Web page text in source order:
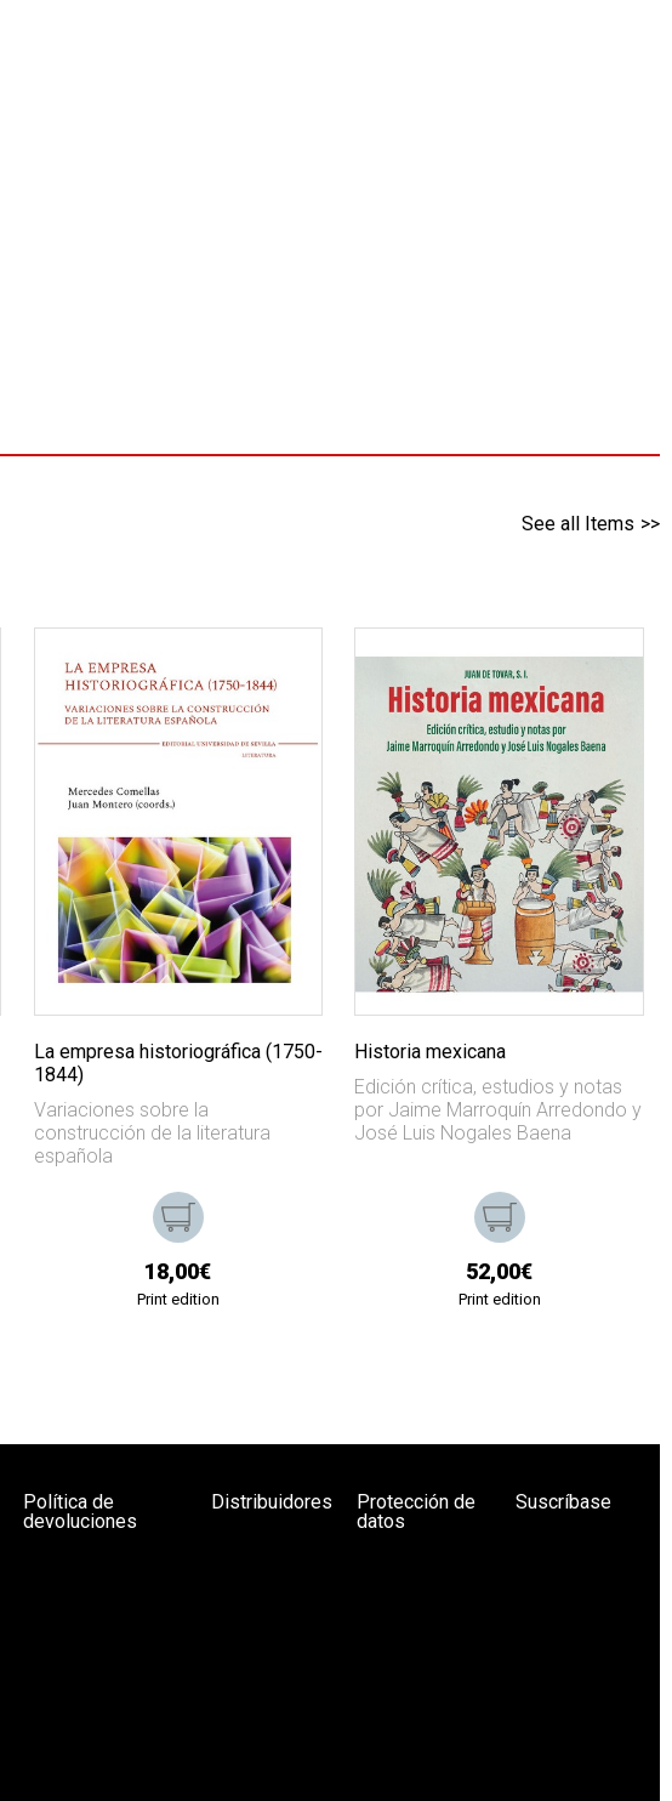
See all Items
La empresa historiográfica (1750-
1844)
Variaciones sobre la
construcción de la literatura
española
18,00€
Print edition
Historia mexicana
Edición crítica, estudios y notas
por Jaime Marroquín Arredondo y
José Luis Nogales Baena
52,00€
Print edition
Política de
devoluciones
Distribuidores
Protección de
datos
Suscríbase